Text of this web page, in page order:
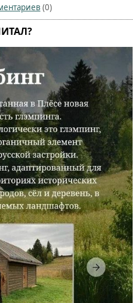
(0)